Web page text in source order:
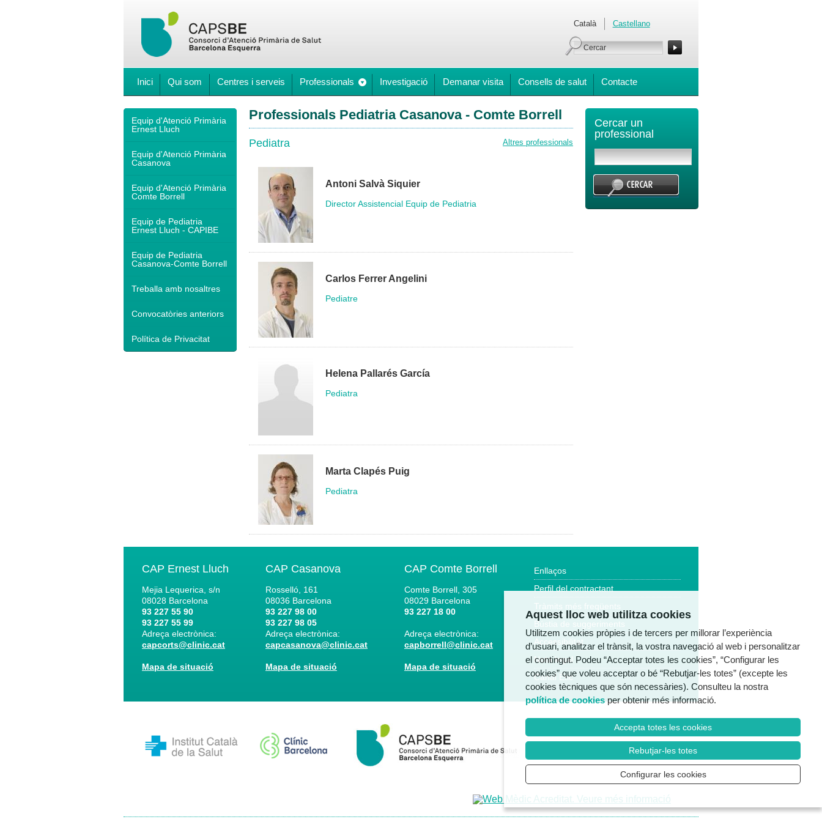
Català Castellano
Inici Qui som Centres i serveis Professionals Investigació Demanar visita Consells de salut Contacte
Equip d'Atenció Primària
Ernest Lluch
Equip d'Atenció Primària
Casanova
Equip d'Atenció Primària
Comte Borrell
Equip de Pediatria
Ernest Lluch - CAPIBE
Equip de Pediatria
Casanova-Comte Borrell
Treballa amb nosaltres
Convocatòries anteriors
Política de Privacitat
Professionals Pediatria Casanova - Comte Borrell
Altres professionals
Pediatra
Antoni Salvà Siquier
Director Assistencial Equip de Pediatria
Carlos Ferrer Angelini
Pediatre
Helena Pallarés García
Pediatra
Marta Clapés Puig
Pediatra
Cercar un
professional
CAP Ernest Lluch
Mejia Lequerica, s/n
08028 Barcelona
93 227 55 90
93 227 55 99
Adreça electrònica:
capcorts@clinic.cat
Mapa de situació
CAP Casanova
Rosselló, 161
08036 Barcelona
93 227 98 00
93 227 98 05
Adreça electrònica:
capcasanova@clinic.cat
Mapa de situació
CAP Comte Borrell
Comte Borrell, 305
08029 Barcelona
93 227 18 00
Adreça electrònica:
capborrell@clinic.cat
Mapa de situació
Enllaços
Perfil del contractant
Tràmits més freqüents
Bústia de suggeriments
Accessibilitat
Nota legal
Canal Ètic
Aquest lloc web utilitza cookies
Utilitzem cookies pròpies i de tercers per millorar l’experiència
d’usuari, analitzar el trànsit, la vostra navegació al web i personalitzar
el contingut. Podeu “Acceptar totes les cookies”, “Configurar les
cookies” que voleu acceptar o bé “Rebutjar-les totes” (excepte les
cookies tècniques que són necessàries). Consulteu la nostra
política de cookiesper obtenir més informació.
Accepta totes les cookies
Rebutjar-les totes
Configurar les cookies